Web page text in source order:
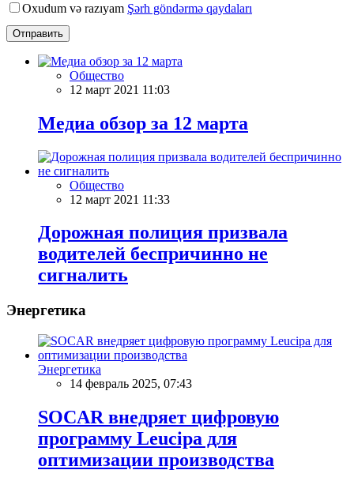
Oxudum və razıyam Şərh göndərmə qaydaları
Отправить
Общество
12 март 2021 11:03
Meдиа обзор за 12 марта
Общество
12 март 2021 11:33
Дорожная полиция призвала
водителей беспричинно не
сигналить
Энергетика
Энергетика
14 февраль 2025, 07:43
SOCAR внедряет цифровую
программу Leucipa для
оптимизации производства